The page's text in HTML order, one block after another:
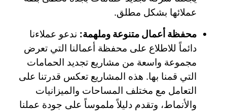
عملائها بشكل مطلق.
محفظة أعمال متنوعة وملهمة: ندعو عملاءنا
دائماً للاطلاع على محفظة أعمالنا التي تعرض
مجموعة واسعة من مشاريع تجديد الحمامات
التي قمنا بها. هذه المشاريع تعكس قدرتنا على
التعامل مع مختلف المساحات والميزانيات
والأنماط، وتقدم دليلاً ملموساً على جودة عملنا